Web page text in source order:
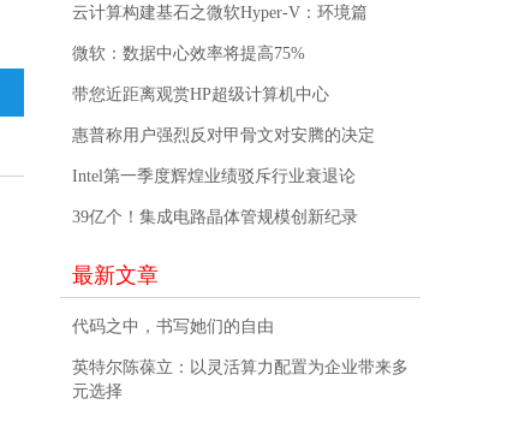
云计算构建基石之微软Hyper-V：环境篇
微软：数据中心效率将提高75%
带您近距离观赏HP超级计算机中心
惠普称用户强烈反对甲骨文对安腾的决定
Intel第一季度辉煌业绩驳斥行业衰退论
39亿个！集成电路晶体管规模创新纪录
最新文章
代码之中，书写她们的自由
英特尔陈葆立：以灵活算力配置为企业带来多
元选择